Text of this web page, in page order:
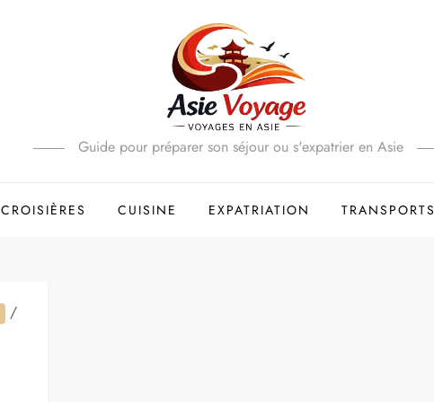
Guide pour préparer son séjour ou s'expatrier en Asie
CROISIÈRES CUISINE EXPATRIATION TRANSPORTS
/